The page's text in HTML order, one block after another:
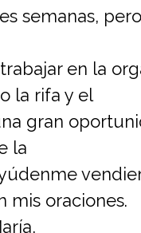
semanas,
en la
la rifa y el
gran
la
mis oraciones.